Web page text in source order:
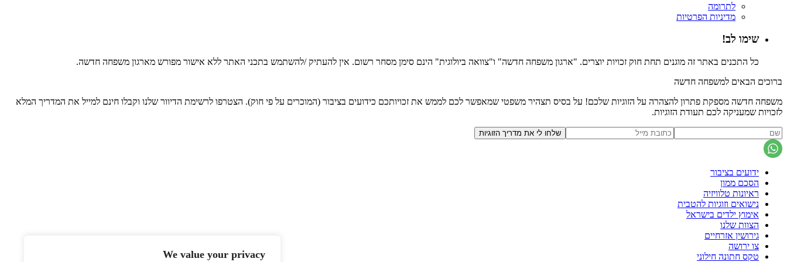
We value your privacy
לתרומה
מדיניות הפרטיות
שימו לב!
כל התכנים באתר זה מוגנים תחת חוק זכויות יוצרים. "ארגון משפחה חדשה" ו"צוואה ביולוגית" הינם סימן מסחר רשום. אין להעתיק /להשתמש בתכני האתר ללא אישור מפורש מארגון משפחה חדשה.
ברוכים הבאים למשפחה חדשה
משפחה חדשה מספקת פתרון להצהרה על הזוגיות שלכם! על בסיס תצהיר משפטי שמאפשר לכם לממש את זכויותכם כידועים בציבור (המוכרים על פי חוק). הצטרפו לרשימת הדיוור שלנו וקבלו חינם למייל את המדריך המלא
לזכויות שמעניקה לכם תעודת הזוגיות.
ידועים בציבור
הסכם ממון
ראיונות טלוויזיה
נישואים וזוגיות להטבית
אימוץ ילדים בישראל
הצוות שלנו
גירושין אזרחיים
צו ירושה
טקס חתונה חילוני